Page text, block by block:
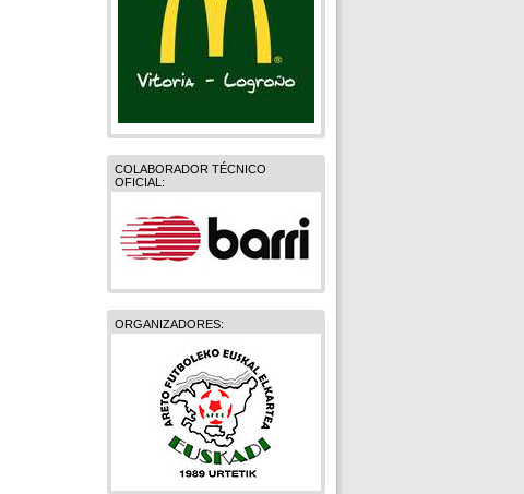
COLABORADOR TÉCNICO
OFICIAL:
ORGANIZADORES: